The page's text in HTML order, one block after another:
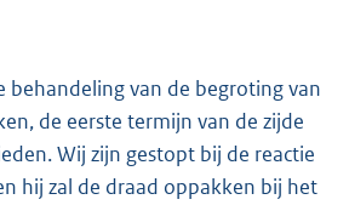
behandeling van de begroting van
de eerste termijn van de zijde
Wij zijn gestopt bij de reactie
hij zal de draad oppakken bij het